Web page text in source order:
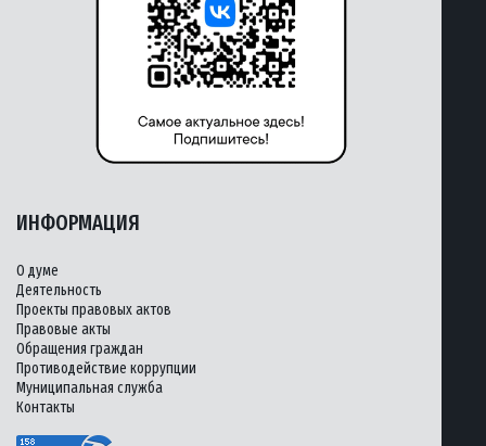
ИНФОРМАЦИЯ
О думе
Деятельность
Проекты правовых актов
Правовые акты
Обращения граждан
Противодействие коррупции
Муниципальная служба
Контакты